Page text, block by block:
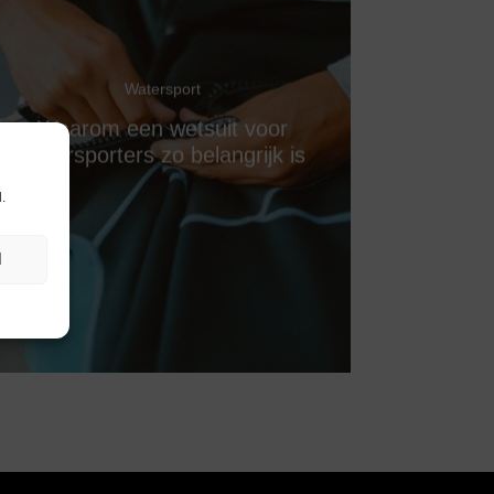
Watersport
Waarom een wetsuit voor
watersporters zo belangrijk is